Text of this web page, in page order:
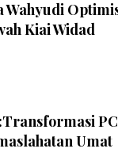
Kiai Widad
Umat